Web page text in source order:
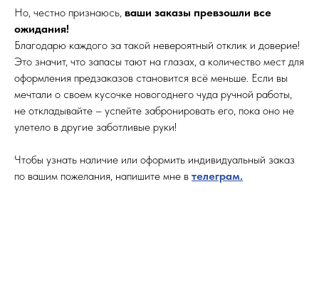
Но, честно признаюсь, ваши заказы превзошли все
ожидания!
Благодарю каждого за такой невероятный отклик и доверие!
Это значит, что запасы тают на глазах, а количество мест для
оформления предзаказов становится всё меньше. Если вы
мечтали о своем кусочке новогоднего чуда ручной работы,
не откладывайте – успейте забронировать его, пока оно не
улетело в другие заботливые руки!
Чтобы узнать наличие или оформить индивидуальный заказ
по вашим пожелания, напишите мне в телеграм.